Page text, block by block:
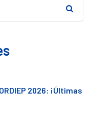
2026: ¡Últimas